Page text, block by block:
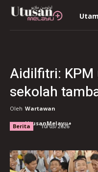
Aidilfitri:
sekolah
Oleh Wartawan
UtusanMelayu+
Berita 10/03/2026